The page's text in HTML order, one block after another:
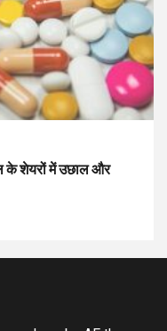
के शेयरों में उछाल और